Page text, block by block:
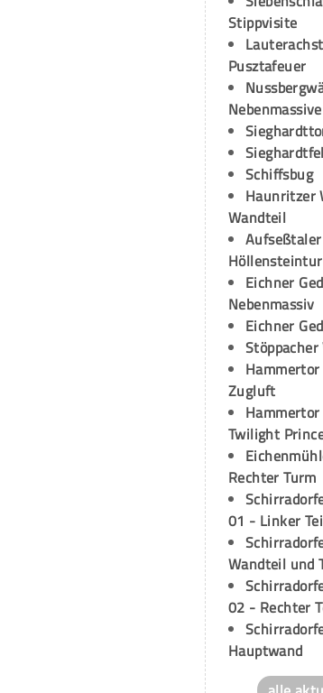
Stippvisite
Pusztafeuer
Nebenmassive
Schiffsbug
Haunritzer
Wandteil
Eichner
Nebenmassiv
Eichner
Zugluft
Twilight
Rechter Turm
01 - Linker
Wandteil und
02 - Rechter
Hauptwand